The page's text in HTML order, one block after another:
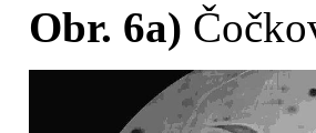
Obr. 6a)